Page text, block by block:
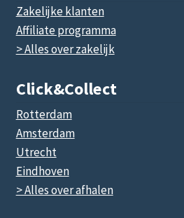
Zakelijke klanten
Affiliate programma
> Alles over zakelijk
Click&collect
Rotterdam
Amsterdam
Utrecht
Eindhoven
> Alles over afhalen